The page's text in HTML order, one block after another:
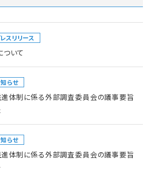
スリリース
いて
らせ
体制に係る外部調査委員会の議事要旨
らせ
体制に係る外部調査委員会の議事要旨